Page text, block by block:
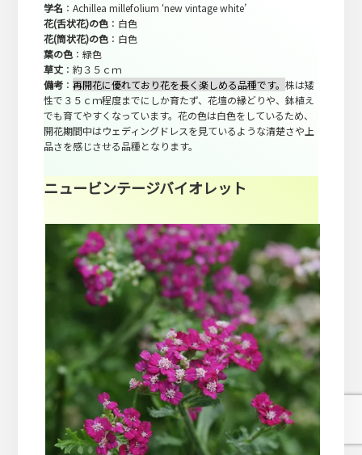
学名 ：Achillea millefolium ‘new vintage white’
花(舌状花)の色：白色
花(筒状花)の色：白色
葉の色：緑色
草丈：約３５ｃｍ
備考： 再開花に優れており花を長く楽しめる品種です。 株は矮
性で３５ｃｍ程度までにしか育たず、花壇の縁どりや、鉢植え
でも育てやすくなっています。花の色は白色をしているため、
開花期間中はウェディングドレスを見ているような清楚さや上
品さを感じさせる品種となります。
ニュービンテージバイオレット